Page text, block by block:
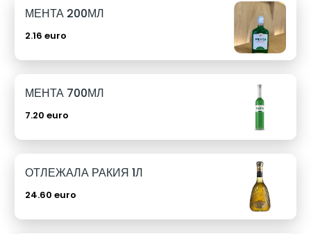
МЕНТА 200МЛ
2.16 euro
МЕНТА 700МЛ
7.20 euro
ОТЛЕЖАЛА РАКИЯ 1Л
24.60 euro